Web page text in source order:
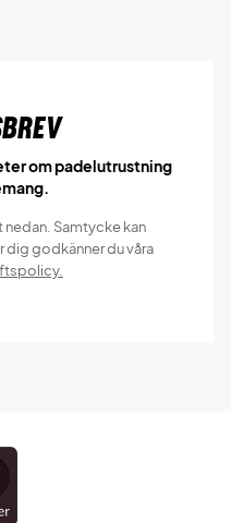
om padelutrustning
Samtycke kan
dig godkänner du våra